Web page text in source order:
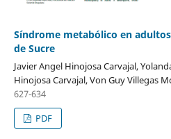
Síndrome metabólico en
de Sucre
Javier Angel Hinojosa Carvajal,
Hinojosa Carvajal, Von Guy Villegas
627-634
PDF